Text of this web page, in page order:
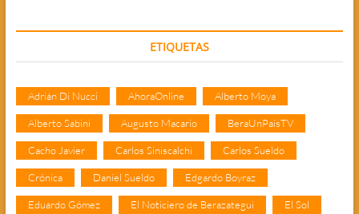
ETIQUETAS
Adrián Di Nucci AhoraOnline Alberto Moya
Alberto Sabini Augusto Macario BeraUnPaisTV
Cacho Javier Carlos Siniscalchi Carlos Sueldo
Crónica Daniel Sueldo Edgardo Boyraz
Eduardo Gómez El Noticiero de Berazategui El Sol